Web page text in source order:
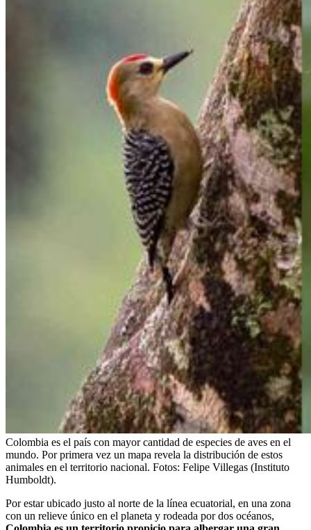
Colombia es el país con mayor cantidad de especies de aves en el
mundo. Por primera vez un mapa revela la distribución de estos
animales en el territorio nacional. Fotos: Felipe Villegas (Instituto
Humboldt).
Por estar ubicado justo al norte de la línea ecuatorial, en una zona
con un relieve único en el planeta y rodeada por dos océanos,